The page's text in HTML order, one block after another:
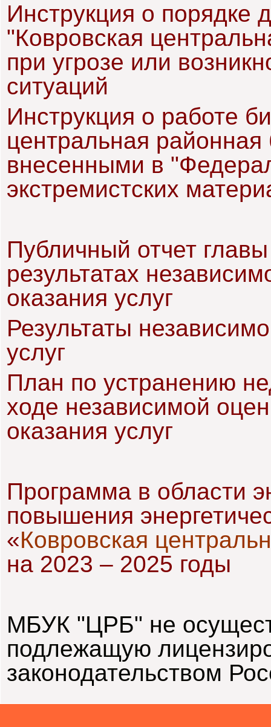
Инструкция о порядке
"Ковровская
при угрозе или
ситуаций
Инструкция о работе
центральная
внесенными в
экстремистских
Публичный отчет
результатах
оказания услуг
Результаты
услуг
План по устранению
ходе независимой
оказания услуг
Программа в области
повышения
«Ковровская
на 2023 – 2025 годы
МБУК "ЦРБ" не
подлежащую
законодательством